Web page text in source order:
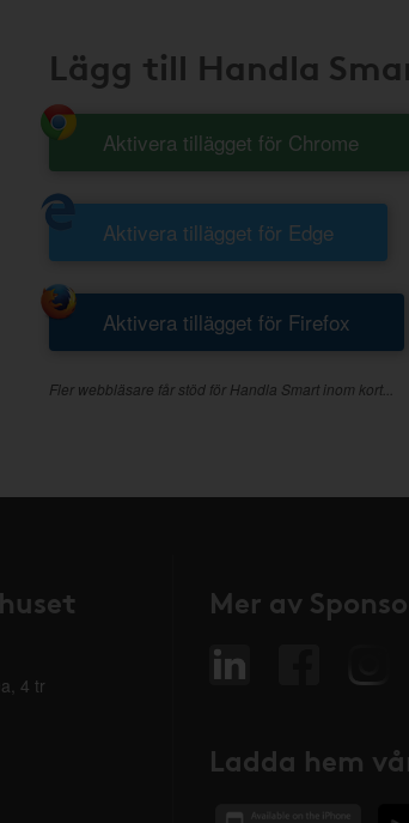
Lägg till Handla
Aktivera tillägget för Chrome
Aktivera tillägget för Edge
Aktivera tillägget för Firefox
Fler webbläsare får stöd för Handla Smart inom kort...
4 tr
Mer av
Ladda hem